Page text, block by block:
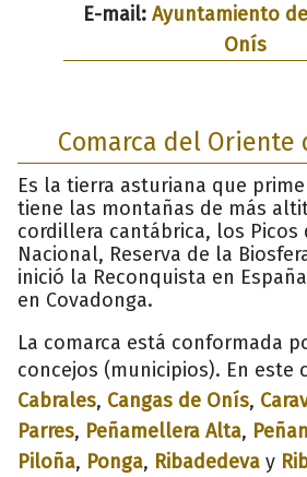
E-mail: Ayuntamiento
Onís
Comarca del Oriente
Es la tierra asturiana que
tiene las montañas de más
cordillera cantábrica, los Picos
Nacional, Reserva de la
inició la Reconquista en
en Covadonga.
La comarca está conformada
concejos (municipios). En este
Cabrales, Cangas de Onís,
Parres, Peñamellera Alta,
Piloña, Ponga, Ribadedeva y